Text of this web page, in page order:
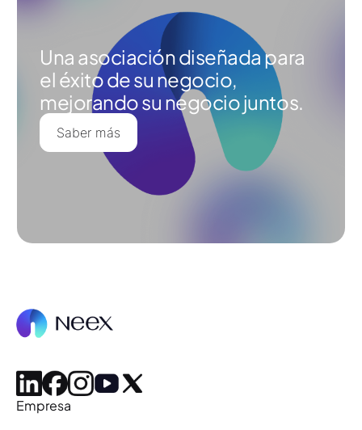
Una asociación diseñada para
el éxito de su negocio,
mejorando su negocio juntos.
Saber más
Empresa